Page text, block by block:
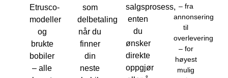
Etrusco-
modeller
og
brukte
bobiler
– alle
som
delbetaling
når du
finner
din
neste
salgsprosess,
enten
du
ønsker
direkte
oppgjør
– fra
annonsering
til
overlevering
– for
høyest
mulig